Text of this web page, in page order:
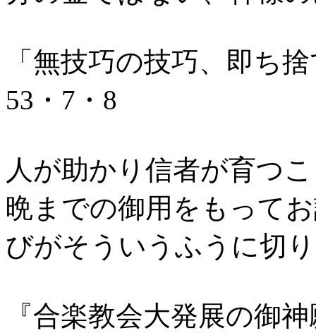
「無技巧の技巧、即ち
53・7・8
人が助かり信者が育つ
晩までの御用をもって
びがそういうふうに切
『合楽教会大発展の御